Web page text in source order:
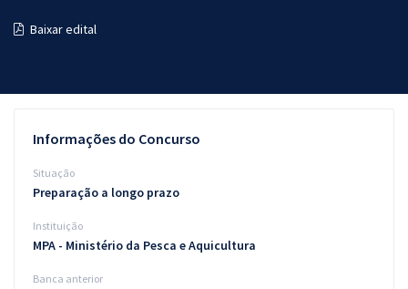
Graduação
Questões grátis
Blog
Aprovados
Baixar edital
Informações do Concurso
Situação
Preparação a longo prazo
Instituição
MPA - Ministério da Pesca e Aquicultura
Banca anterior